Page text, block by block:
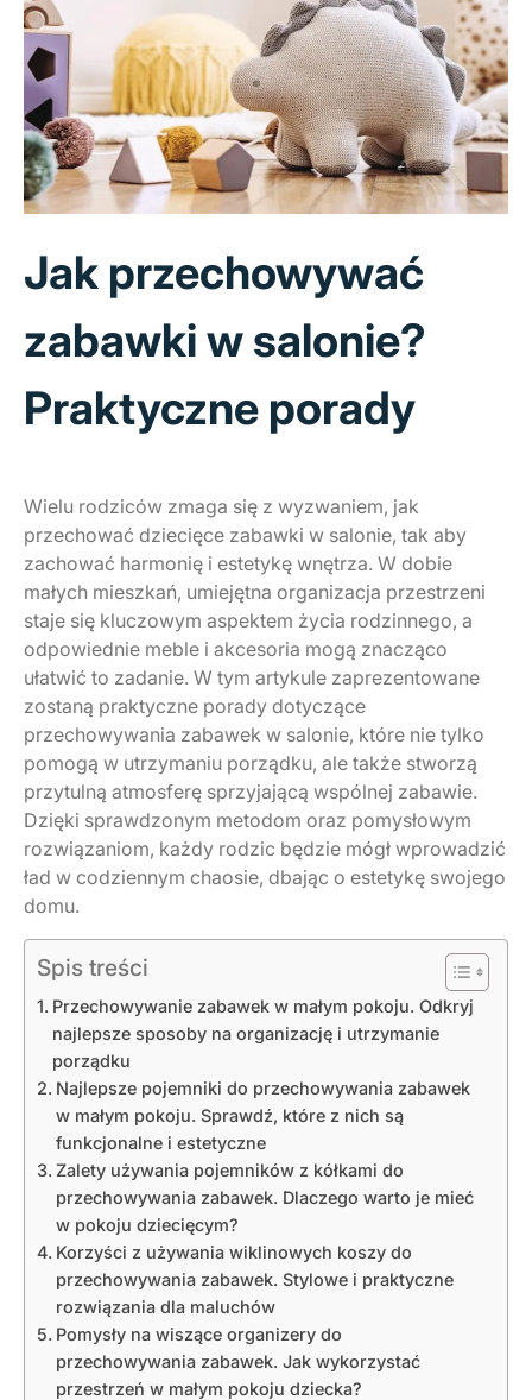
Jak przechowywać
zabawki w salonie?
Praktyczne porady
Wielu rodziców zmaga się z wyzwaniem, jak
przechować dziecięce zabawki w salonie, tak aby
zachować harmonię i estetykę wnętrza. W dobie
małych mieszkań, umiejętna organizacja przestrzeni
staje się kluczowym aspektem życia rodzinnego, a
odpowiednie meble i akcesoria mogą znacząco
ułatwić to zadanie. W tym artykule zaprezentowane
zostaną praktyczne porady dotyczące
przechowywania zabawek w salonie, które nie tylko
pomogą w utrzymaniu porządku, ale także stworzą
przytulną atmosferę sprzyjającą wspólnej zabawie.
Dzięki sprawdzonym metodom oraz pomysłowym
rozwiązaniom, każdy rodzic będzie mógł wprowadzić
ład w codziennym chaosie, dbając o estetykę swojego
domu.
Spis treści
Przechowywanie zabawek w małym pokoju. Odkryj
najlepsze sposoby na organizację i utrzymanie
porządku
Najlepsze pojemniki do przechowywania zabawek
w małym pokoju. Sprawdź, które z nich są
funkcjonalne i estetyczne
Zalety używania pojemników z kółkami do
przechowywania zabawek. Dlaczego warto je mieć
w pokoju dziecięcym?
Korzyści z używania wiklinowych koszy do
przechowywania zabawek. Stylowe i praktyczne
rozwiązania dla maluchów
Pomysły na wiszące organizery do
przechowywania zabawek. Jak wykorzystać
przestrzeń w małym pokoju dziecka?